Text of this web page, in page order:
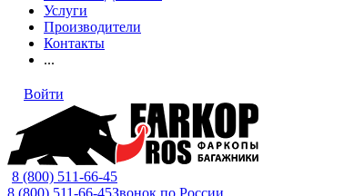
Услуги
Производители
Контакты
...
Войти
8 (800) 511-66-45
8 (800) 511-66-45Звонок по России